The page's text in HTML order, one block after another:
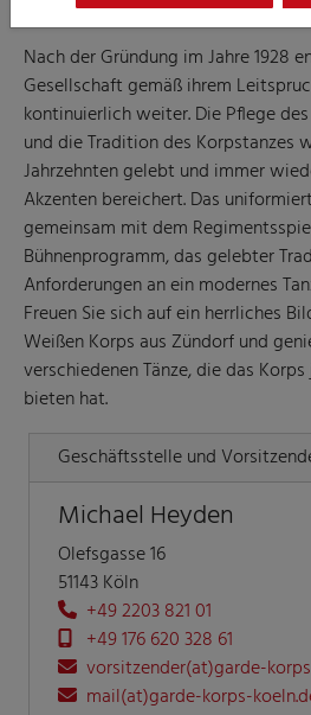
Nach der Gründung im Jahre 1928
Gesellschaft gemäß ihrem
kontinuierlich weiter. Die Pflege
und die Tradition des Korpstanzes
Jahrzehnten gelebt und immer
Akzenten bereichert. Das
gemeinsam mit dem
Bühnenprogramm, das gelebter
Anforderungen an ein modernes
Freuen Sie sich auf ein herrliches
Weißen Korps aus Zündorf und
verschiedenen Tänze, die das
bieten hat.
Geschäftsstelle und
Michael Heyden
Olefsgasse 16
51143 Köln
+49 2203 821 01
+49 176 620 328 61
vorsitzender(at)garde-
mail(at)garde-korps-